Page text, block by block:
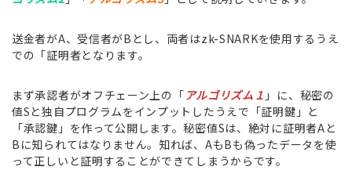
送金者がA、受信者がBとし、両者はzk-SNARKを使用するうえ
での「証明者となります。
まず承認者がオフチェーン上の「アルゴリズム１ 」に、秘密の
値Sと独自プログラムをインプットしたうえで「証明鍵」と
「承認鍵」を作って公開します。秘密値Sは、絶対に証明者Aと
Bに知られてはなりません。知れば、AもBも偽ったデータを使
って正しいと証明することができてしまうからです。